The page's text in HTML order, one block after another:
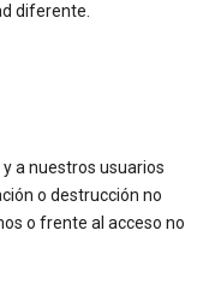
diferente.
a nuestros usuarios
o destrucción no
o frente al acceso no